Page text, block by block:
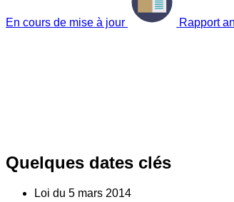
En cours de mise à jour Rapport
Quelques dates clés
Loi du 5 mars 2014